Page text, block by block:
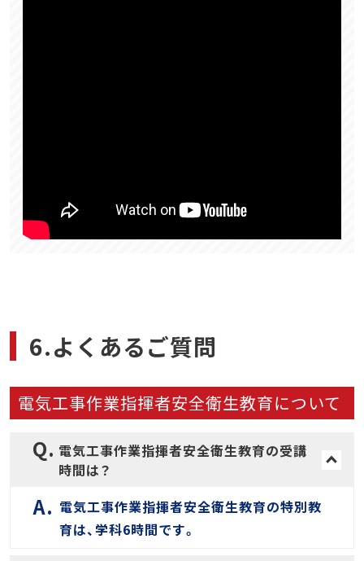
6.よくあるご質問
電気工事作業指揮者安全衛生教育について
電気工事作業指揮者安全衛生教育の受講
時間は？
電気工事作業指揮者安全衛生教育の特別教
育は、学科6時間です。